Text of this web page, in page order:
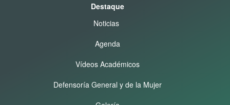
Destaque
Noticias
Agenda
Vídeos Académicos
Defensoría General y de la Mujer